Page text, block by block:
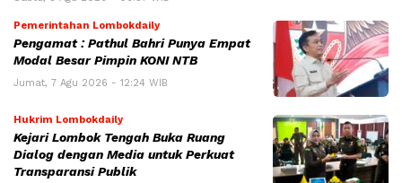
Pemerintahan Lombokdaily
Pengamat : Pathul Bahri Punya Empat
Modal Besar Pimpin KONI NTB
Jumat, 7 Agu 2026 - 12:24 WIB
Hukrim Lombokdaily
Kejari Lombok Tengah Buka Ruang
Dialog dengan Media untuk Perkuat
Transparansi Publik